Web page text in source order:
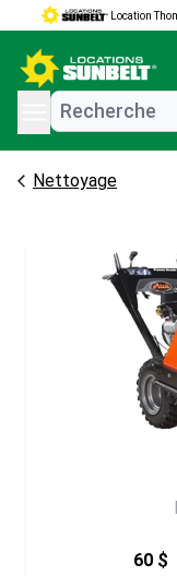
Location
menu
Nettoyage
60 $